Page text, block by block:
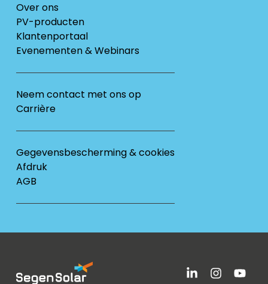
Over ons
PV-producten
Klantenportaal
Evenementen & Webinars
Neem contact met ons op
Carrière
Gegevensbescherming & cookies
Afdruk
AGB